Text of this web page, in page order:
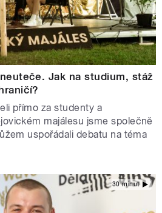
Jak na studium, stáž
přímo za studenty a
majálesu jsme společně
uspořádali debatu na téma
30 minut